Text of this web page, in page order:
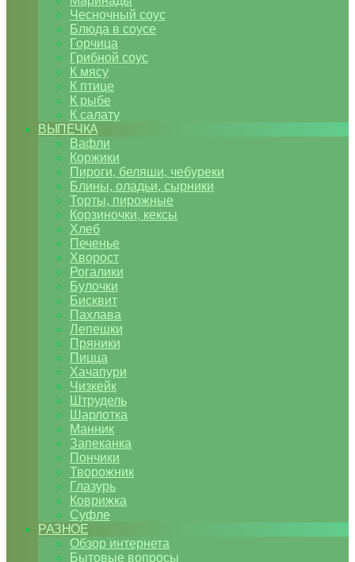
Чесночный соус
Блюда в соусе
Горчица
Грибной соус
К мясу
К птице
К рыбе
К салату
ВЫПЕЧКА
Вафли
Коржики
Пироги, беляши, чебуреки
Блины, оладьи, сырники
Торты, пирожные
Корзиночки, кексы
Хлеб
Печенье
Хворост
Рогалики
Булочки
Бисквит
Пахлава
Лепешки
Пряники
Пицца
Хачапури
Чизкейк
Штрудель
Шарлотка
Манник
Запеканка
Пончики
Творожник
Глазурь
Коврижка
Суфле
РАЗНОЕ
Обзор интернета
Бытовые вопросы